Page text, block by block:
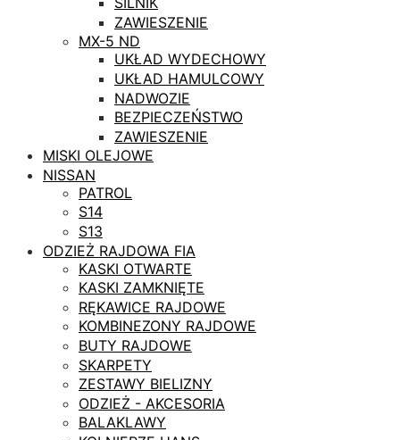
ZAWIESZENIE
MX-5 ND
UKŁAD WYDECHOWY
UKŁAD HAMULCOWY
NADWOZIE
BEZPIECZEŃSTWO
ZAWIESZENIE
MISKI OLEJOWE
NISSAN
PATROL
S14
S13
ODZIEŻ RAJDOWA FIA
KASKI OTWARTE
KASKI ZAMKNIĘTE
RĘKAWICE RAJDOWE
KOMBINEZONY RAJDOWE
BUTY RAJDOWE
SKARPETY
ZESTAWY BIELIZNY
ODZIEŻ - AKCESORIA
BALAKLAWY